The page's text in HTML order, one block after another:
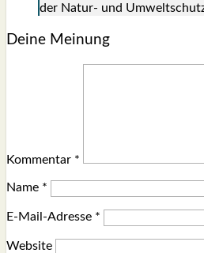
der Natur- und
Deine Meinung
Kommentar *
Name *
E-Mail-Adresse *
Website